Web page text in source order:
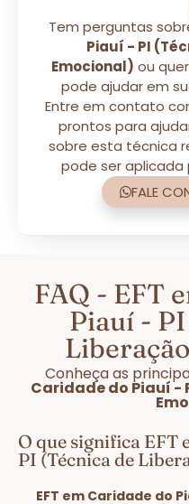
Tem perguntas
Piauí - PI
Emocional) ou
pode ajudar em
Entre em contato
prontos para
sobre esta técnica
pode ser aplicada
FALE
FAQ - EFT
Piauí -
Conheça as
Caridade do Piauí -
O que significa EFT
PI (Técnica de
EFT em Caridade do